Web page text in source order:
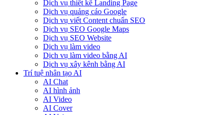
Dịch vụ thiết kế Landing Page
Dịch vụ quảng cáo Google
Dịch vụ viết Content chuẩn SEO
Dịch vụ SEO Google Maps
Dịch vụ SEO Website
Dịch vụ làm video
Dịch vụ làm video bằng AI
Dịch vụ xây kênh bằng AI
Trí tuệ nhân tạo AI
AI Chat
AI hình ảnh
AI Video
AI Cover